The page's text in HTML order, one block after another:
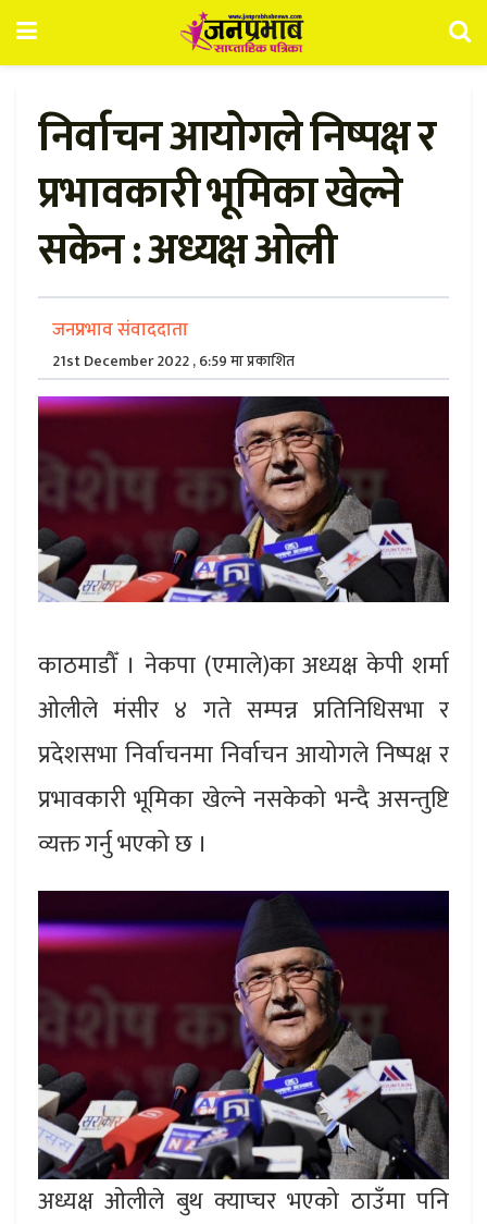
निर्वाचन आयोगले निष्पक्ष र
प्रभावकारी भूमिका खेल्ने
सकेन : अध्यक्ष ओली
जनप्रभाव संवाददाता
21st December 2022 , 6:59 मा प्रकाशित
काठमाडौँ । नेकपा (एमाले)का अध्यक्ष केपी शर्मा
ओलीले मंसीर ४ गते सम्पन्न प्रतिनिधिसभा र
प्रदेशसभा निर्वाचनमा निर्वाचन आयोगले निष्पक्ष र
प्रभावकारी भूमिका खेल्ने नसकेको भन्दै असन्तुष्टि
व्यक्त गर्नु भएको छ ।
अध्यक्ष ओलीले बुथ क्याप्चर भएको ठाउँमा पनि